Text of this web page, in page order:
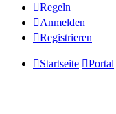
Regeln
Anmelden
Registrieren
Startseite Portal